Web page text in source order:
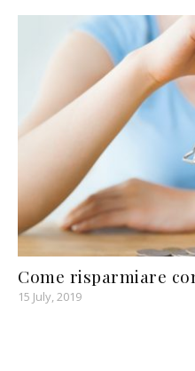
Come risparmiare
15 July, 2019